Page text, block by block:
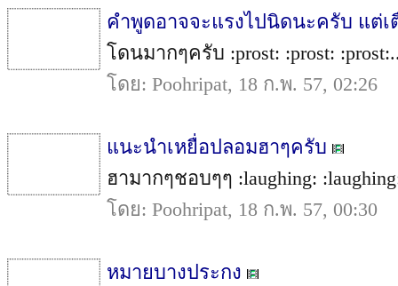
คำพูดอาจจะแรงไปนิดนะครับ แต่เ
โดนมากๆครับ :prost: :prost:
โดย: Poohripat, 18 ก.พ. 57, 02:26
แนะนำเหยื่อปลอมฮาๆครับ
ฮามากๆชอบๆๆ :laughing:
โดย: Poohripat, 18 ก.พ. 57, 00:30
หมายบางประกง